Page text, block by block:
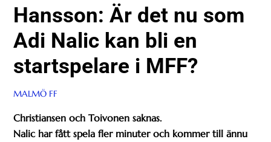
Hansson: Är det nu som
Adi Nalic kan bli en
startspelare i MFF?
MALMÖ FF
Christiansen och Toivonen saknas.
Nalic har fått spela fler minuter och kommer till ännu